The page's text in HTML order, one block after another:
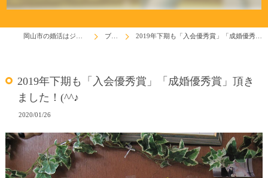
ブログ 2019年下期も「入会優秀賞」「成婚優秀賞」頂きました！(^^♪
2019年下期も「入会優秀賞」「成婚優秀賞」頂き
ました！(^^♪
2020/01/26